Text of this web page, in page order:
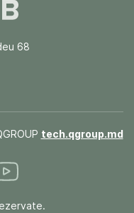
68
tech.qgroup.md